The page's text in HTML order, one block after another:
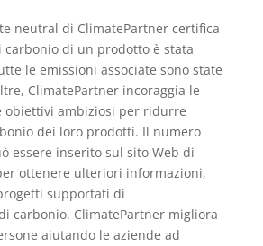
neutral di ClimatePartner certifica
carbonio di un prodotto è stata
le emissioni associate sono state
ClimatePartner incoraggia le
obiettivi ambiziosi per ridurre
dei loro prodotti. Il numero
essere inserito sul sito Web di
ottenere ulteriori informazioni,
supportati di
carbonio. ClimatePartner migliora
aiutando le aziende ad